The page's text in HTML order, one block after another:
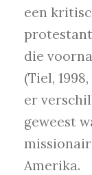
een
die
(Tiel,
er
geweest
Amerika.